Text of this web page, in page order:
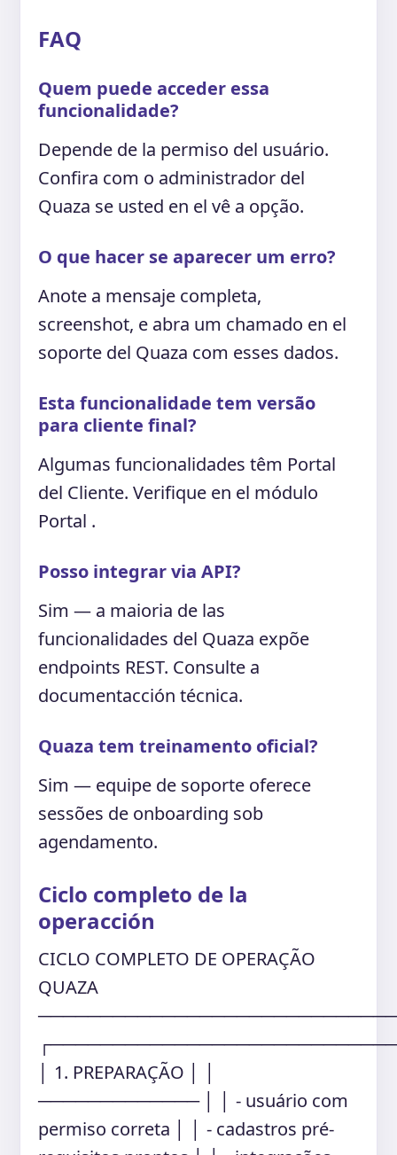
FAQ
Quem puede acceder essa
funcionalidade?
Depende de la permiso del usuário.
Confira com o administrador del
Quaza se usted en el vê a opção.
O que hacer se aparecer um erro?
Anote a mensaje completa,
screenshot, e abra um chamado en el
soporte del Quaza com esses dados.
Esta funcionalidade tem versão
para cliente final?
Algumas funcionalidades têm Portal
del Cliente. Verifique en el módulo
Portal .
Posso integrar via API?
Sim — a maioria de las
funcionalidades del Quaza expõe
endpoints REST. Consulte a
documentacción técnica.
Quaza tem treinamento oficial?
Sim — equipe de soporte oferece
sessões de onboarding sob
agendamento.
Ciclo completo de la
operacción
CICLO COMPLETO DE OPERAÇÃO
QUAZA
│ 1. PREPARAÇÃO │ │
───────────── │ │ - usuário com
permiso correta │ │ - cadastros pré-